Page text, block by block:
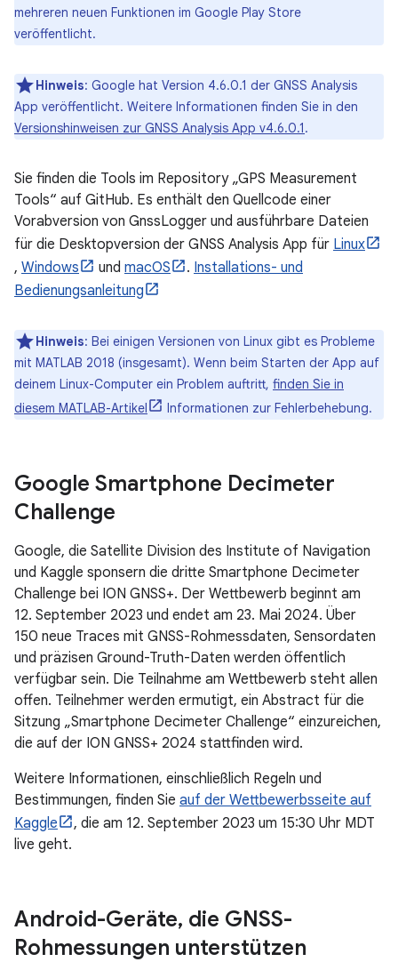
mehreren neuen Funktionen im Google Play Store
veröffentlicht.
Hinweis: Google hat Version 4.6.0.1 der GNSS Analysis
App veröffentlicht. Weitere Informationen finden Sie in den
Versionshinweisen zur GNSS Analysis App v4.6.0.1.
Sie finden die Tools im Repository „GPS Measurement
Tools“ auf GitHub. Es enthält den Quellcode einer
Vorabversion von GnssLogger und ausführbare Dateien
für die Desktopversion der GNSS Analysis App für Linux
, Windows und macOS . Installations- und
Bedienungsanleitung
Hinweis: Bei einigen Versionen von Linux gibt es Probleme
mit MATLAB 2018 (insgesamt). Wenn beim Starten der App auf
deinem Linux-Computer ein Problem auftritt, finden Sie in
diesem MATLAB-Artikel
Informationen zur Fehlerbehebung.
Google Smartphone Decimeter
Challenge
Google, die Satellite Division des Institute of Navigation
und Kaggle sponsern die dritte Smartphone Decimeter
Challenge bei ION GNSS+. Der Wettbewerb beginnt am
12. September 2023 und endet am 23. Mai 2024. Über
150 neue Traces mit GNSS-Rohmessdaten, Sensordaten
und präzisen Ground-Truth-Daten werden öffentlich
verfügbar sein. Die Teilnahme am Wettbewerb steht allen
offen. Teilnehmer werden ermutigt, ein Abstract für die
Sitzung „Smartphone Decimeter Challenge“ einzureichen,
die auf der ION GNSS+ 2024 stattfinden wird.
Weitere Informationen, einschließlich Regeln und
Bestimmungen, finden Sie auf der Wettbewerbsseite auf
Kaggle
, die am 12. September 2023 um 15:30 Uhr MDT
live geht.
Android-Geräte, die GNSS-
Rohmessungen unterstützen